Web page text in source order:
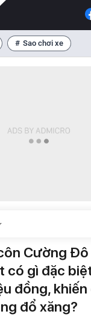
Sao chơi xe
Cường
có gì đặc
đồng,
đổ xăng?